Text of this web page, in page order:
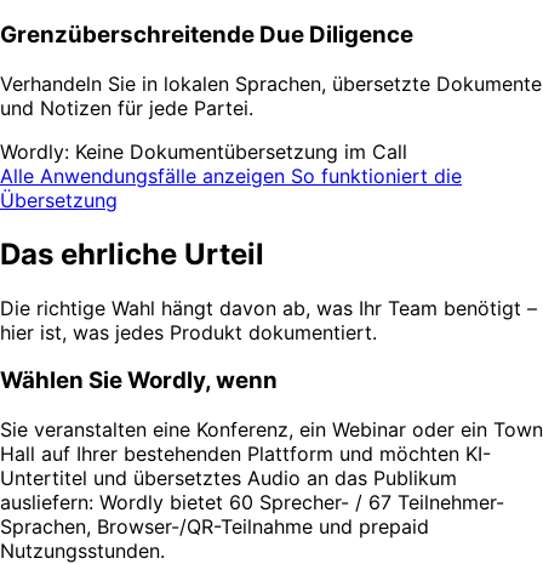
Grenzüberschreitende Due Diligence
Verhandeln Sie in lokalen Sprachen, übersetzte Dokumente
und Notizen für jede Partei.
Wordly: Keine Dokumentübersetzung im Call
Alle Anwendungsfälle anzeigen So funktioniert die
Übersetzung
Das ehrliche Urteil
Die richtige Wahl hängt davon ab, was Ihr Team benötigt –
hier ist, was jedes Produkt dokumentiert.
Wählen Sie Wordly, wenn
Sie veranstalten eine Konferenz, ein Webinar oder ein Town
Hall auf Ihrer bestehenden Plattform und möchten KI-
Untertitel und übersetztes Audio an das Publikum
ausliefern: Wordly bietet 60 Sprecher- / 67 Teilnehmer-
Sprachen, Browser-/QR-Teilnahme und prepaid
Nutzungsstunden.